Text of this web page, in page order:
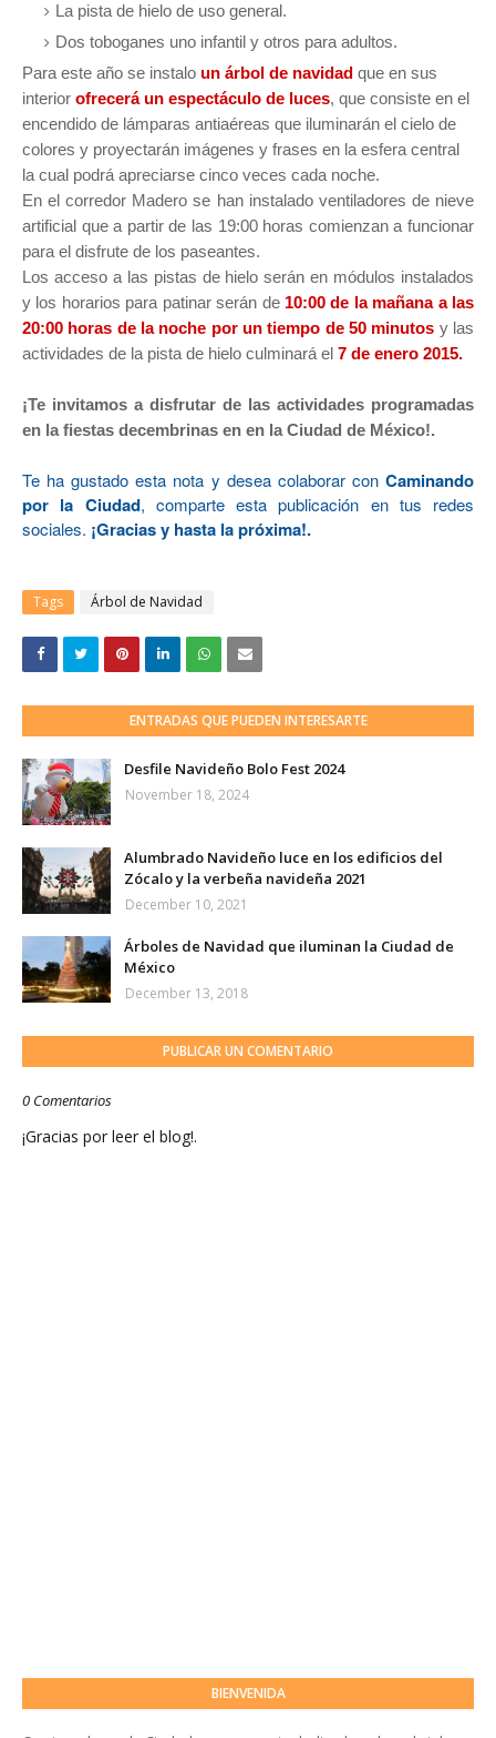
La pista de hielo de uso general.
Dos toboganes uno infantil y otros para adultos.
Para este año se instalo un árbol de navidad que en sus
interior ofrecerá un espectáculo de luces, que consiste en el
encendido de lámparas antiaéreas que iluminarán el cielo de
colores y proyectarán imágenes y frases en la esfera central
la cual podrá apreciarse cinco veces cada noche.
En el corredor Maderose han instalado ventiladores de nieve
artificial que a partir de las 19:00 horas comienzan a funcionar
para el disfrute de los paseantes.
Los acceso a las pistas de hielo serán en módulos instalados
y los horarios para patinar serán de 10:00 de la mañana a las
20:00 horas de la noche por un tiempo de 50 minutos y las
actividades de la pista de hielo culminará el 7 de enero 2015.
¡Te invitamos a disfrutar de las actividades programadas
en la fiestas decembrinas en en la Ciudad de México!.
Te ha gustado esta nota y desea colaborar con Caminando
por la Ciudad, comparte esta publicación en tus redes
sociales. ¡Gracias y hasta la próxima!.
Tags Árbol de Navidad
ENTRADAS QUE PUEDEN INTERESARTE
Desfile Navideño Bolo Fest 2024
November 18, 2024
Alumbrado Navideño luce en los edificios del
Zócalo y la verbeña navideña 2021
December 10, 2021
Árboles de Navidad que iluminan la Ciudad de
México
December 13, 2018
PUBLICAR UN COMENTARIO
0 Comentarios
¡Gracias por leer el blog!.
BIENVENIDA